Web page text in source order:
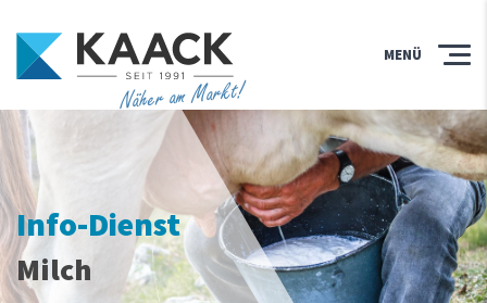
Näher am Markt!
MENÜ
Info-Dienst
Milch